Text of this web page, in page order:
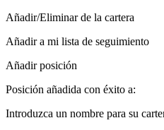
Añadir/Eliminar de la cartera
Añadir a mi lista de seguimiento
Añadir posición
Posición añadida con éxito a:
Introduzca un nombre para su